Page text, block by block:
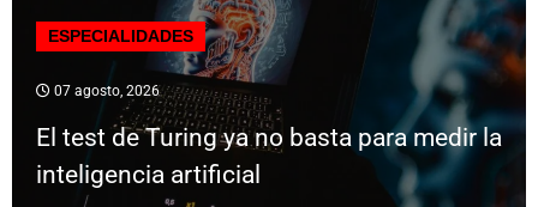
ESPECIALIDADES
07 agosto, 2026
El test de Turing ya no basta para medir la
inteligencia artificial